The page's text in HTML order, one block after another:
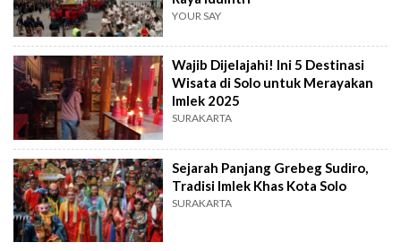
YOUR SAY
Wajib Dijelajahi! Ini 5 Destinasi
Wisata di Solo untuk Merayakan
Imlek 2025
SURAKARTA
Sejarah Panjang Grebeg Sudiro,
Tradisi Imlek Khas Kota Solo
SURAKARTA